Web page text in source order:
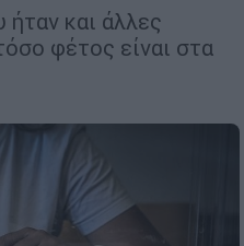
και άλλες
φέτος είναι στα